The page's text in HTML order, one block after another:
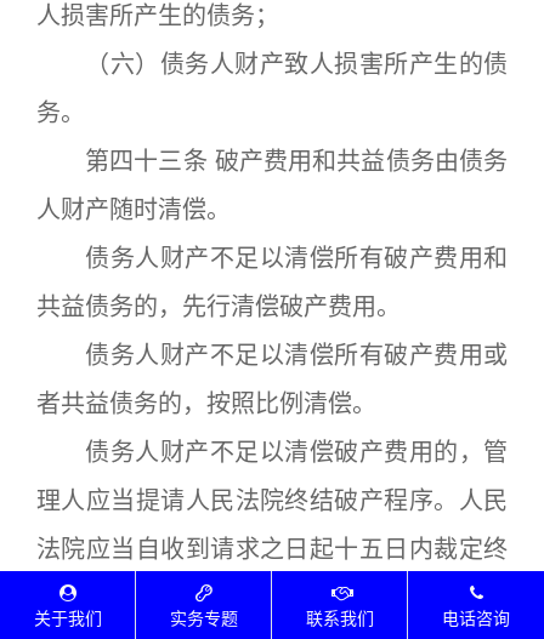
人损害所产生的债务；
（六）债务人财产致人损害所产生的债
务。
第四十三条 破产费用和共益债务由债务
人财产随时清偿。
债务人财产不足以清偿所有破产费用和
共益债务的，先行清偿破产费用。
债务人财产不足以清偿所有破产费用或
者共益债务的，按照比例清偿。
债务人财产不足以清偿破产费用的，管
理人应当提请人民法院终结破产程序。人民
法院应当自收到请求之日起十五日内裁定终
结破产程序，并予以公告。
关于我们 实务专题 联系我们 电话咨询